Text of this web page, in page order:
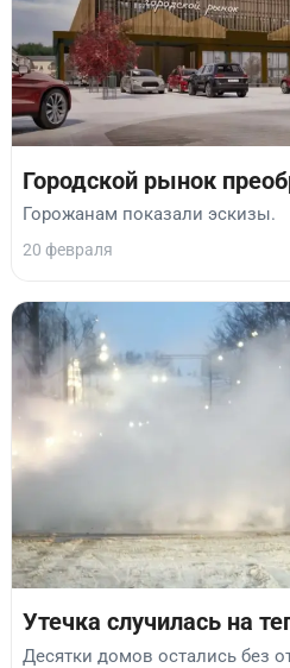
Городской рынок
Горожанам показали эскизы.
20 февраля
Утечка случилась на
Десятки домов остались без